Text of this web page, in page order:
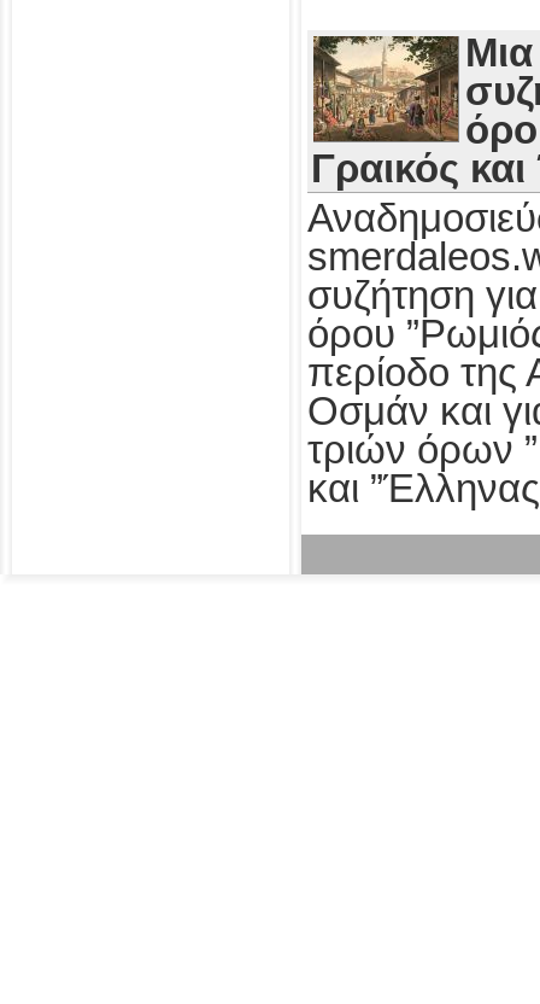
Μια
Γραικός
συζήτηση
όρου
περίοδο της
Οσμάν και
τριών όρων
και